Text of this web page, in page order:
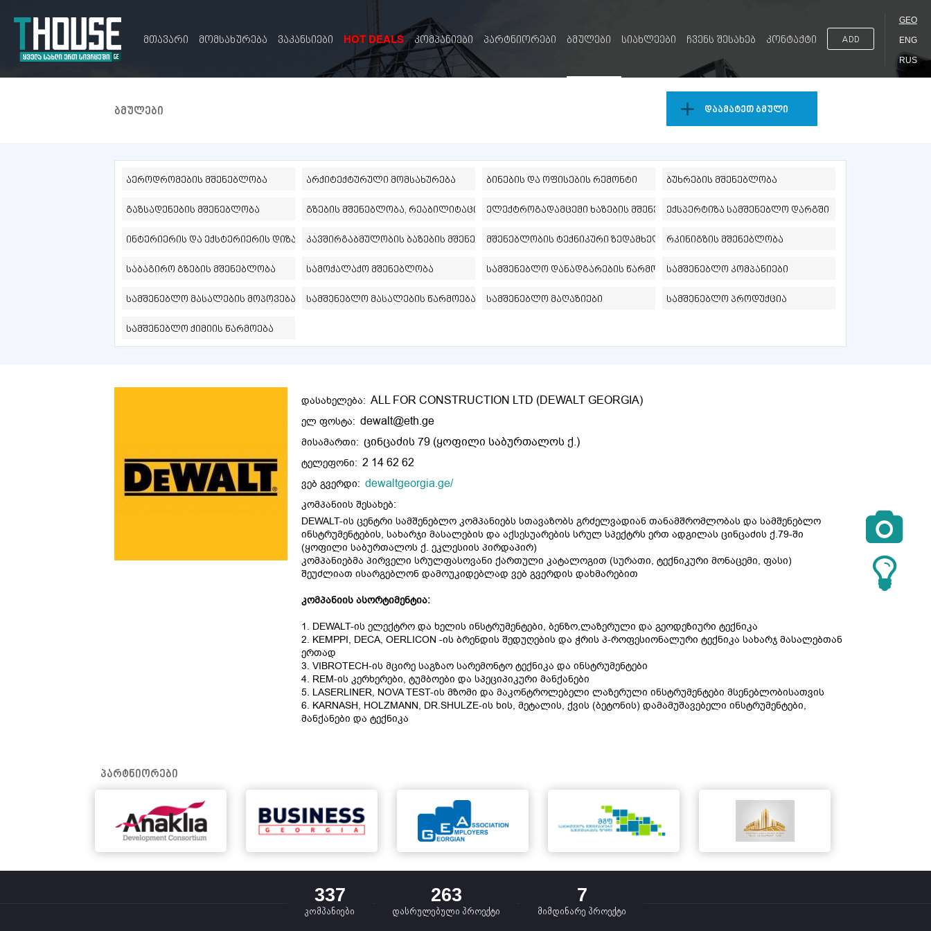
მთავარი მომსახურება ვაკანსიები HOT DEALS კომპანიები პარტნიორები ბმულები სიახლეები ჩვენს შესახებ კონტაქტი ADD
GEO
ENG
RUS
ბმულები დაამატეთ ბმული
აეროდრომების მშენებლობა არქიტექტურული მომსახურება ბინების და ოფისების რემონტი ბუხრების მშენებლობა
გაზსადენების მშენებლობა გზების მშენებლობა, რეაბილიტაცია ელექტროგადამცემი ხაზების მშენებლობაექსპერტიზა სამშენებლო დარგში
ინტერიერის და ექსტერიერის დიზაინიკავშირგაბმულობის ბაზების მშენებლობამშენებლობის ტექნიკური ზედამხედველობარკინიგზის მშენებლობა
საბაგირო გზების მშენებლობა სამოქალაქო მშენებლობა სამშენებლო დანადგარების წარმოებასამშენებლო კომპანიები
სამშენებლო მასალების მოპოვება სამშენებლო მასალების წარმოება სამშენებლო მაღაზიები სამშენებლო პროდუქცია
სამშენებლო ქიმიის წარმოება
დასახელება: ALL FOR CONSTRUCTION LTD (DEWALT GEORGIA)
ელ ფოსტა: dewalt@eth.ge
მისამართი: ცინცაძის 79 (ყოფილი საბურთალოს ქ.)
ტელეფონი: 2 14 62 62
ვებ გვერდი: dewaltgeorgia.ge/
კომპანიის შესახებ:
DEWALT-ის ცენტრი სამშენებლო კომპანიებს სთავაზობს გრძელვადიან თანამშრომლობას და სამშენებლო
ინსტრუმენტების, სახარჯი მასალების და აქსესუარების სრულ სპექტრს ერთ ადგილას ცინცაძის ქ.79-ში
(ყოფილი საბურთალოს ქ. ეკლესიის პირდაპირ)
კომპანიებმა პირველი სრულფასოვანი ქართული კატალოგით (სურათი, ტექნიკური მონაცემი, ფასი)
შეუძლიათ ისარგებლონ დამოუკიდებლად ვებ გვერდის დახმარებით
კომპანიის ასორტიმენტია:
1. DEWALT-ის ელექტრო და ხელის ინსტრუმენტები, ბენზო,ლაზერული და გეოდეზიური ტექნიკა
2. KEMPPI, DECA, OERLICON -ის ბრენდის შედუღების და ჭრის პ-როფესიონალური ტექნიკა სახარჯ მასალებთან
ერთად
3. VIBROTECH-ის მცირე საგზაო სარემონტო ტექნიკა და ინსტრუმენტები
4. REM-ის კერხერები, ტუმბოები და სპეციპიკური მანქანები
5. LASERLINER, NOVA TEST-ის მზომი და მაკონტროლებელი ლაზერული ინსტრუმენტები მსენებლობისათვის
6. KARNASH, HOLZMANN, DR.SHULZE-ის ხის, მეტალის, ქვის (ბეტონის) დამამუშავებელი ინსტრუმენტები,
მანქანები და ტექნიკა

პარტნიორები
337
კომპანიები
263
დასრულებული პროექტი
7
მიმდინარე პროექტი